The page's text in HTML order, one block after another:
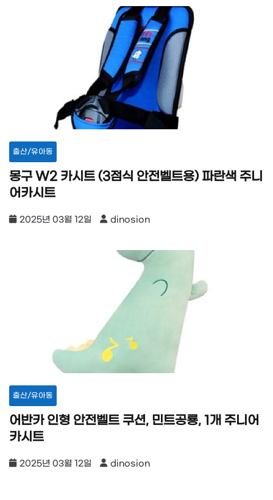
출산/유아동
몽구 W2 카시트 (3점식 안전벨트용) 파란색 주니
어카시트
2025년 03월 12일 dinosion
출산/유아동
어반카 인형 안전벨트 쿠션, 민트공룡, 1개 주니어
카시트
2025년 03월 12일 dinosion